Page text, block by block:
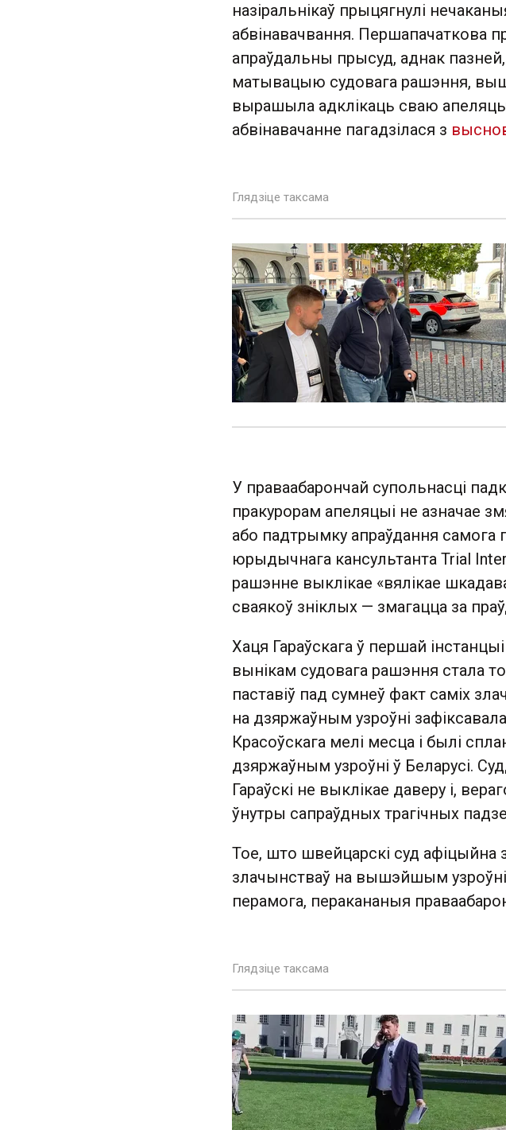
назіральнікаў прыцягнулі
абвінавачвання. Першапачаткова
апраўдальны прысуд, аднак
матывацыю судовага рашэння,
вырашыла адклікаць сваю
абвінавачанне пагадзілася з
Глядзіце таксама
У праваабарончай супольнасці
пракурорам апеляцыі не азначае
або падтрымку апраўдання самога
юрыдычнага кансультанта Trial
рашэнне выклікае «вялікае
сваякоў зніклых — змагацца за
Хаця Гараўскага ў першай
вынікам судовага рашэння стала
паставіў пад сумнеў факт саміх
на дзяржаўным узроўні
Красоўскага мелі месца і былі
дзяржаўным узроўні ў Беларусі.
Гараўскі не выклікае даверу і,
ўнутры сапраўдных трагічных
Тое, што швейцарскі суд афіцыйна
злачынстваў на вышэйшым
перамога, перакананыя
Глядзіце таксама